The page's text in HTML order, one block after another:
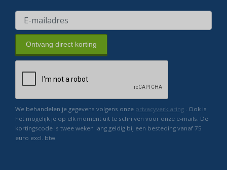
Ontvang direct korting
We behandelen je gegevens volgens onze privacyverklaring . Ook is
het mogelijk je op elk moment uit te schrijven voor onze e-mails. De
kortingscode is twee weken lang geldig bij een besteding vanaf 75
euro excl. btw.